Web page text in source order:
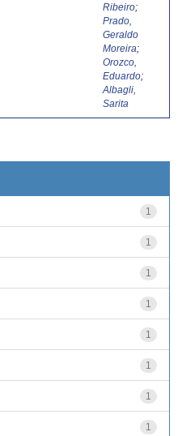
Ribeiro;
Prado,
Geraldo
Moreira;
Orozco,
Eduardo;
Albagli,
Sarita
1
1
1
1
1
1
1
1